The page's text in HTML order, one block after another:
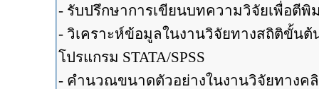
- รับปรึกษาการเขียนบทความวิจัยเพื่อตีพิ
- วิเคราะห์ข้อมูลในงานวิจัยทางสถิติขั้น
โปรแกรม STATA/SPSS
- คำนวณขนาดตัวอย่างในงานวิจัยทางค